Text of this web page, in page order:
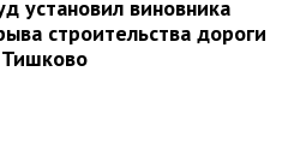
установил виновника
строительства дороги